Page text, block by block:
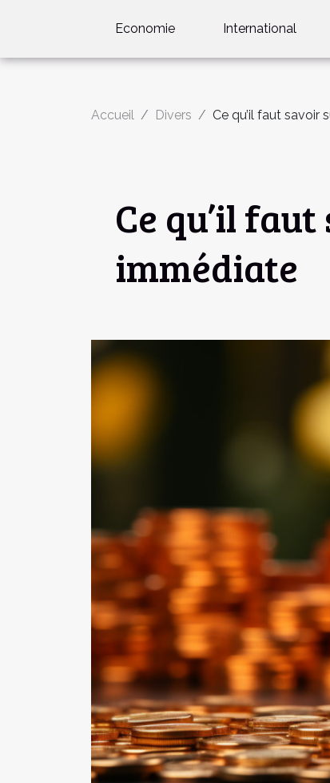
Economie International
Accueil Divers Ce qu’il faut savoir
Ce qu’il
immédiate